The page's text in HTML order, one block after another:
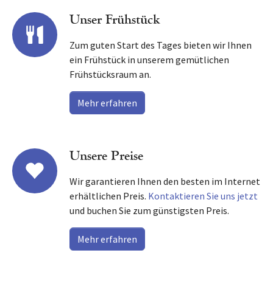
Unser Frühstück
Zum guten Start des Tages bieten wir Ihnen
ein Frühstück in unserem gemütlichen
Frühstücksraum an.
Mehr erfahren
Unsere Preise
Wir garantieren Ihnen den besten im Internet
erhältlichen Preis. Kontaktieren Sie uns jetzt
und buchen Sie zum günstigsten Preis.
Mehr erfahren